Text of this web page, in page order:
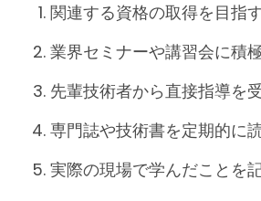
関連する資格の取得を目指
業界セミナーや講習会に積
先輩技術者から直接指導を
専門誌や技術書を定期的に
実際の現場で学んだことを